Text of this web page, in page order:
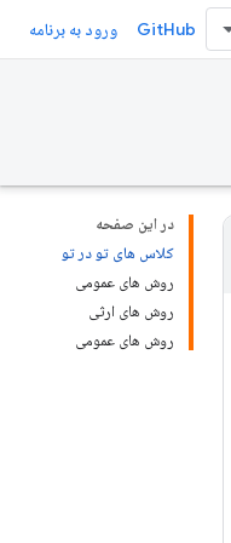
GitHub ورود به برنامه
در این صفحه
کلاس های تو در تو
روش های عمومی
روش های ارثی
روش های عمومی